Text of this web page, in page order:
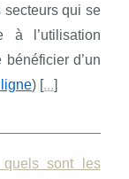
secteurs qui se
à l’utilisation
d’un
) [...]
quels sont les